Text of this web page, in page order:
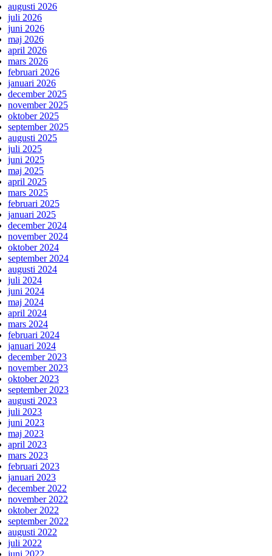
augusti 2026
juli 2026
juni 2026
maj 2026
april 2026
mars 2026
februari 2026
januari 2026
december 2025
november 2025
oktober 2025
september 2025
augusti 2025
juli 2025
juni 2025
maj 2025
april 2025
mars 2025
februari 2025
januari 2025
december 2024
november 2024
oktober 2024
september 2024
augusti 2024
juli 2024
juni 2024
maj 2024
april 2024
mars 2024
februari 2024
januari 2024
december 2023
november 2023
oktober 2023
september 2023
augusti 2023
juli 2023
juni 2023
maj 2023
april 2023
mars 2023
februari 2023
januari 2023
december 2022
november 2022
oktober 2022
september 2022
augusti 2022
juli 2022
juni 2022